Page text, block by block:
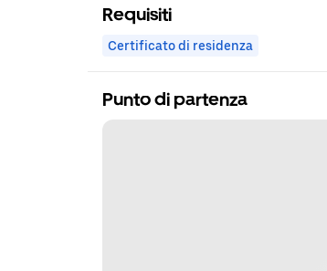
Requisiti
Certificato di residenza
Punto di partenza